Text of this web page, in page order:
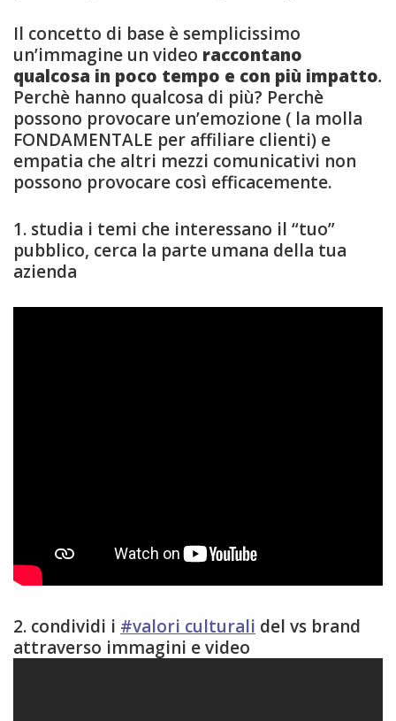
Il concetto di base è semplicissimo
un’immagine un video raccontano
qualcosa in poco tempo e con più impatto.
Perchè hanno qualcosa di più? Perchè
possono provocare un’emozione ( la molla
FONDAMENTALE per affiliare clienti) e
empatia che altri mezzi comunicativi non
possono provocare così efficacemente.
1. studia i temi che interessano il “tuo”
pubblico, cerca la parte umana della tua
azienda
2. condividi i #valori culturali del vs brand
attraverso immagini e video